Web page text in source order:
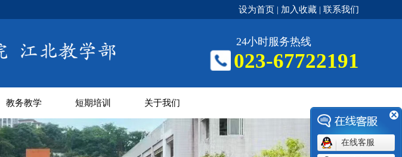
设为首页 加入收藏 联系我们
24小时服务热线
023-67722191
教务教学 短期培训 关于我们
在线客服